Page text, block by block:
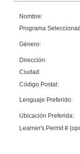
Nombre:
Programa
Género:
Dirección:
Ciudad:
Código Postal:
Lenguaje Preferido:
Ubicación Preferida:
Learner's Permit #